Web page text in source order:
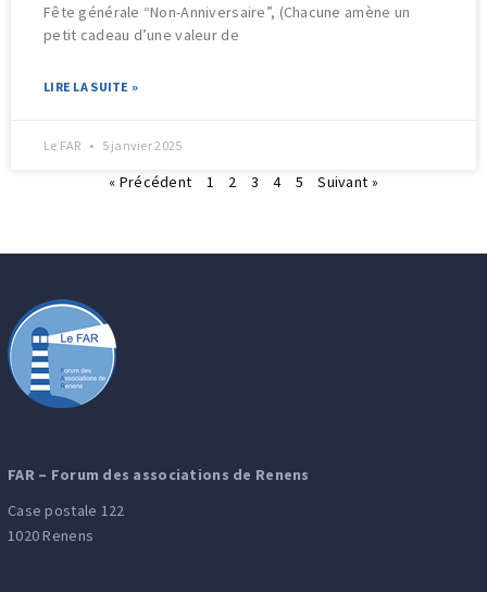
Fête générale “Non-Anniversaire”, (Chacune amène un
petit cadeau d’une valeur de
LIRE LA SUITE »
Le FAR 5 janvier 2025
« Précédent 1 2 3 4 5 Suivant »
FAR – Forum des associations de Renens
Case postale 122
1020 Renens